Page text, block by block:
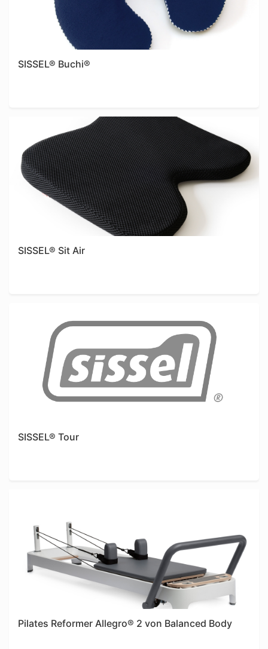
SISSEL® Buchi®
SISSEL® Sit Air
SISSEL® Tour
Pilates Reformer Allegro® 2 von Balanced Body